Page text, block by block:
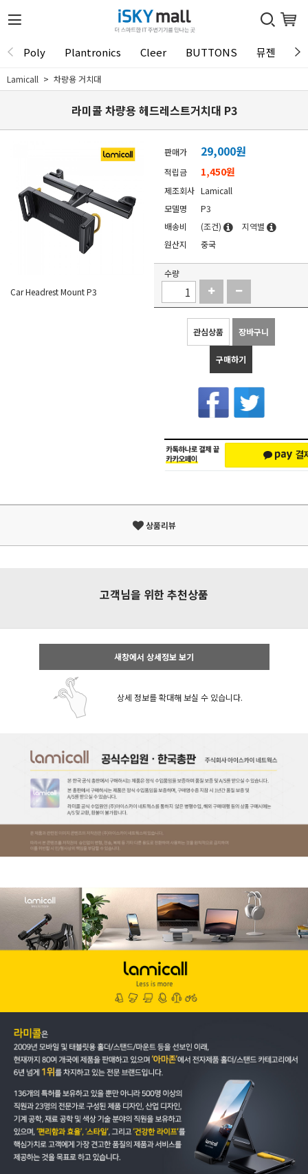
Poly Plantronics Cleer BUTTONS 뮤젠
Lamicall 차량용 거치대
라미콜 차량용 헤드레스트거치대 P3
Car Headrest Mount P3
판매가 29,000원
적립금 1,450원
제조회사 Lamicall
모델명
P3
배송비
(조건)
지역별
원산지
중국
수량
관심상품 장바구니
구매하기
상품리뷰
고객님을 위한 추천상품
새창에서 상세정보 보기
상세 정보를 확대해 보실 수 있습니다.